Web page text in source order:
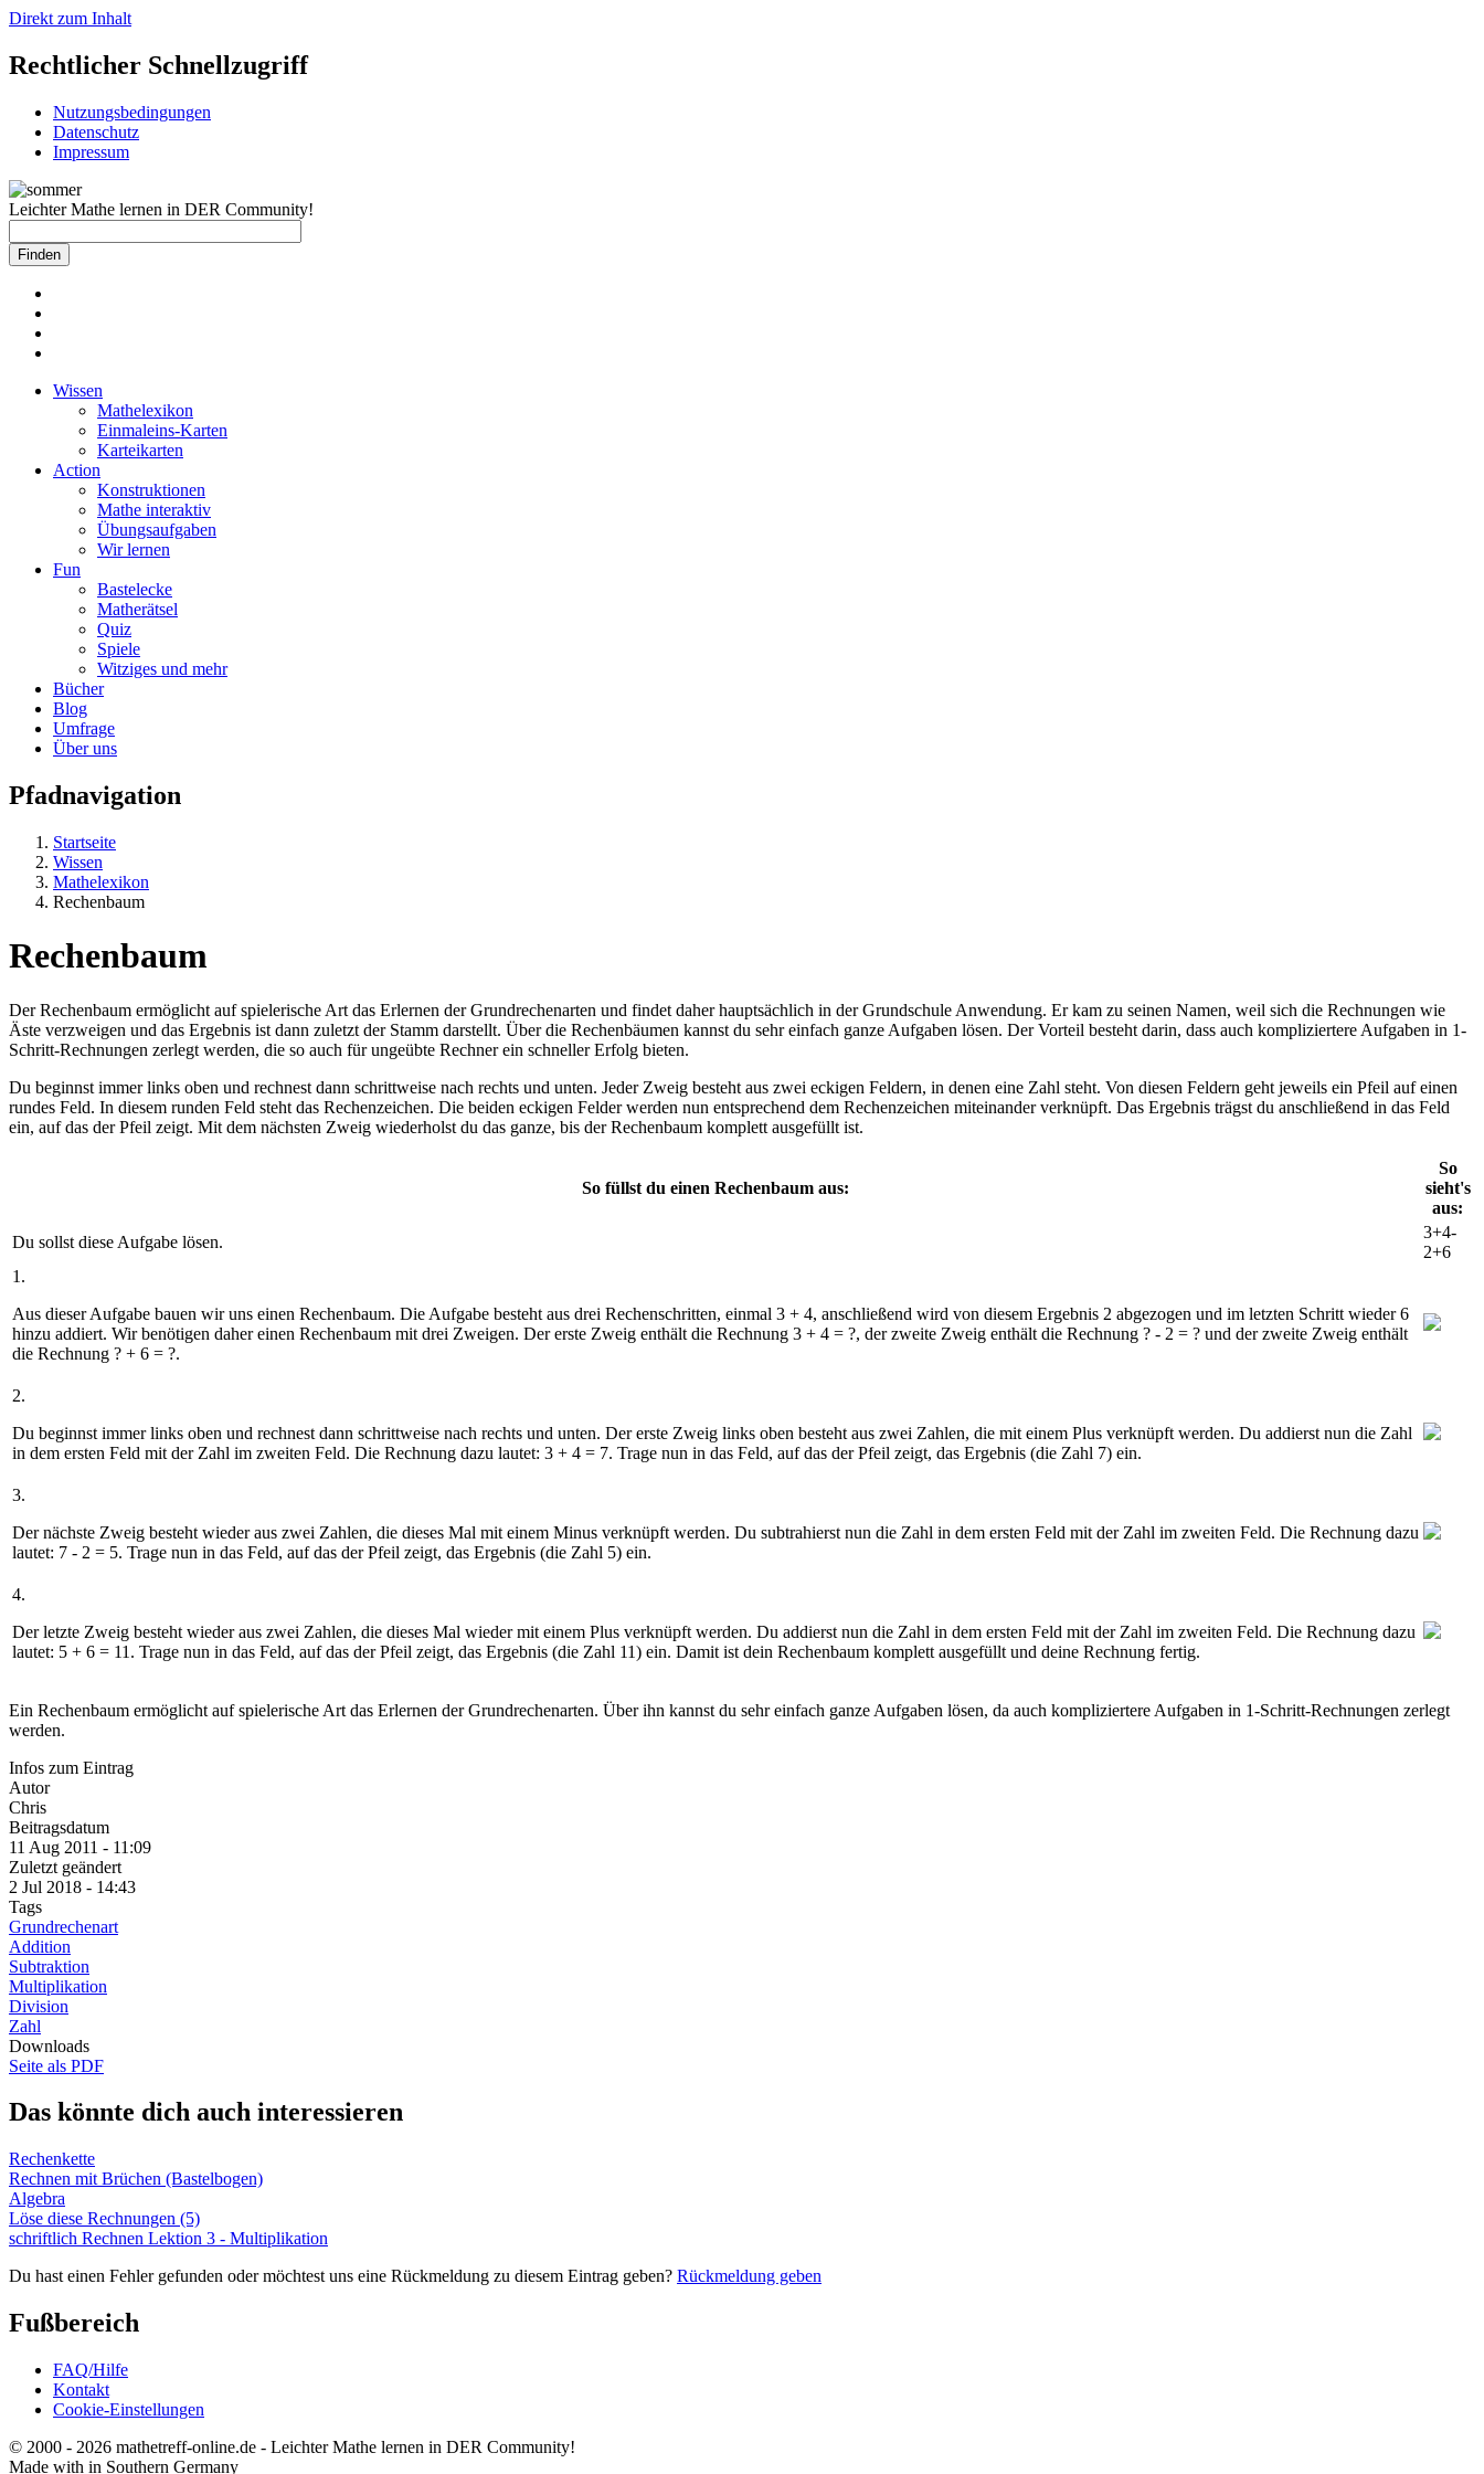
Direkt zum Inhalt
Rechtlicher Schnellzugriff
Nutzungsbedingungen
Datenschutz
Impressum
Leichter Mathe lernen in DER Community!
Wissen
Mathelexikon
Einmaleins-Karten
Karteikarten
Action
Konstruktionen
Mathe interaktiv
Übungsaufgaben
Wir lernen
Fun
Bastelecke
Matherätsel
Quiz
Spiele
Witziges und mehr
Bücher
Blog
Umfrage
Über uns
Pfadnavigation
Startseite
Wissen
Mathelexikon
Rechenbaum
Rechenbaum
Der Rechenbaum ermöglicht auf spielerische Art das Erlernen der Grundrechenarten und findet daher hauptsächlich in der Grundschule Anwendung. Er kam zu seinen Namen, weil sich die Rechnungen wie
Äste verzweigen und das Ergebnis ist dann zuletzt der Stamm darstellt. Über die Rechenbäumen kannst du sehr einfach ganze Aufgaben lösen. Der Vorteil besteht darin, dass auch kompliziertere Aufgaben in 1-
Schritt-Rechnungen zerlegt werden, die so auch für ungeübte Rechner ein schneller Erfolg bieten.
Du beginnst immer links oben und rechnest dann schrittweise nach rechts und unten. Jeder Zweig besteht aus zwei eckigen Feldern, in denen eine Zahl steht. Von diesen Feldern geht jeweils ein Pfeil auf einen
rundes Feld. In diesem runden Feld steht das Rechenzeichen. Die beiden eckigen Felder werden nun entsprechend dem Rechenzeichen miteinander verknüpft. Das Ergebnis trägst du anschließend in das Feld
ein, auf das der Pfeil zeigt. Mit dem nächsten Zweig wiederholst du das ganze, bis der Rechenbaum komplett ausgefüllt ist.
So füllst du einen Rechenbaum aus:
So
sieht's
aus:
Du sollst diese Aufgabe lösen.
3+4-
2+6
1.
Aus dieser Aufgabe bauen wir uns einen Rechenbaum. Die Aufgabe besteht aus drei Rechenschritten, einmal 3 + 4, anschließend wird von diesem Ergebnis 2 abgezogen und im letzten Schritt wieder 6
hinzu addiert. Wir benötigen daher einen Rechenbaum mit drei Zweigen. Der erste Zweig enthält die Rechnung 3 + 4 = ?, der zweite Zweig enthält die Rechnung ? - 2 = ? und der zweite Zweig enthält
die Rechnung ? + 6 = ?.
2.
Du beginnst immer links oben und rechnest dann schrittweise nach rechts und unten. Der erste Zweig links oben besteht aus zwei Zahlen, die mit einem Plus verknüpft werden. Du addierst nun die Zahl
in dem ersten Feld mit der Zahl im zweiten Feld. Die Rechnung dazu lautet: 3 + 4 = 7. Trage nun in das Feld, auf das der Pfeil zeigt, das Ergebnis (die Zahl 7) ein.
3.
Der nächste Zweig besteht wieder aus zwei Zahlen, die dieses Mal mit einem Minus verknüpft werden. Du subtrahierst nun die Zahl in dem ersten Feld mit der Zahl im zweiten Feld. Die Rechnung dazu
lautet: 7 - 2 = 5. Trage nun in das Feld, auf das der Pfeil zeigt, das Ergebnis (die Zahl 5) ein.
4.
Der letzte Zweig besteht wieder aus zwei Zahlen, die dieses Mal wieder mit einem Plus verknüpft werden. Du addierst nun die Zahl in dem ersten Feld mit der Zahl im zweiten Feld. Die Rechnung dazu
lautet: 5 + 6 = 11 . Trage nun in das Feld, auf das der Pfeil zeigt, das Ergebnis (die Zahl 11) ein. Damit ist dein Rechenbaum komplett ausgefüllt und deine Rechnung fertig.
Ein Rechenbaum ermöglicht auf spielerische Art das Erlernen der Grundrechenarten. Über ihn kannst du sehr einfach ganze Aufgaben lösen, da auch kompliziertere Aufgaben in 1-Schritt-Rechnungen zerlegt
werden.
Infos zum Eintrag
Autor
Chris
Beitragsdatum
11 Aug 2011 - 11:09
Zuletzt geändert
2 Jul 2018 - 14:43
Tags
Grundrechenart
Addition
Subtraktion
Multiplikation
Division
Zahl
Downloads
Seite als PDF
Das könnte dich auch interessieren
Rechenkette
Rechnen mit Brüchen (Bastelbogen)
Algebra
Löse diese Rechnungen (5)
schriftlich Rechnen Lektion 3 - Multiplikation
Du hast einen Fehler gefunden oder möchtest uns eine Rückmeldung zu diesem Eintrag geben? Rückmeldung geben
Fußbereich
FAQ/Hilfe
Kontakt
Cookie-Einstellungen
© 2000 - 2026 mathetreff-online.de - Leichter Mathe lernen in DER Community!
Made with in Southern Germany